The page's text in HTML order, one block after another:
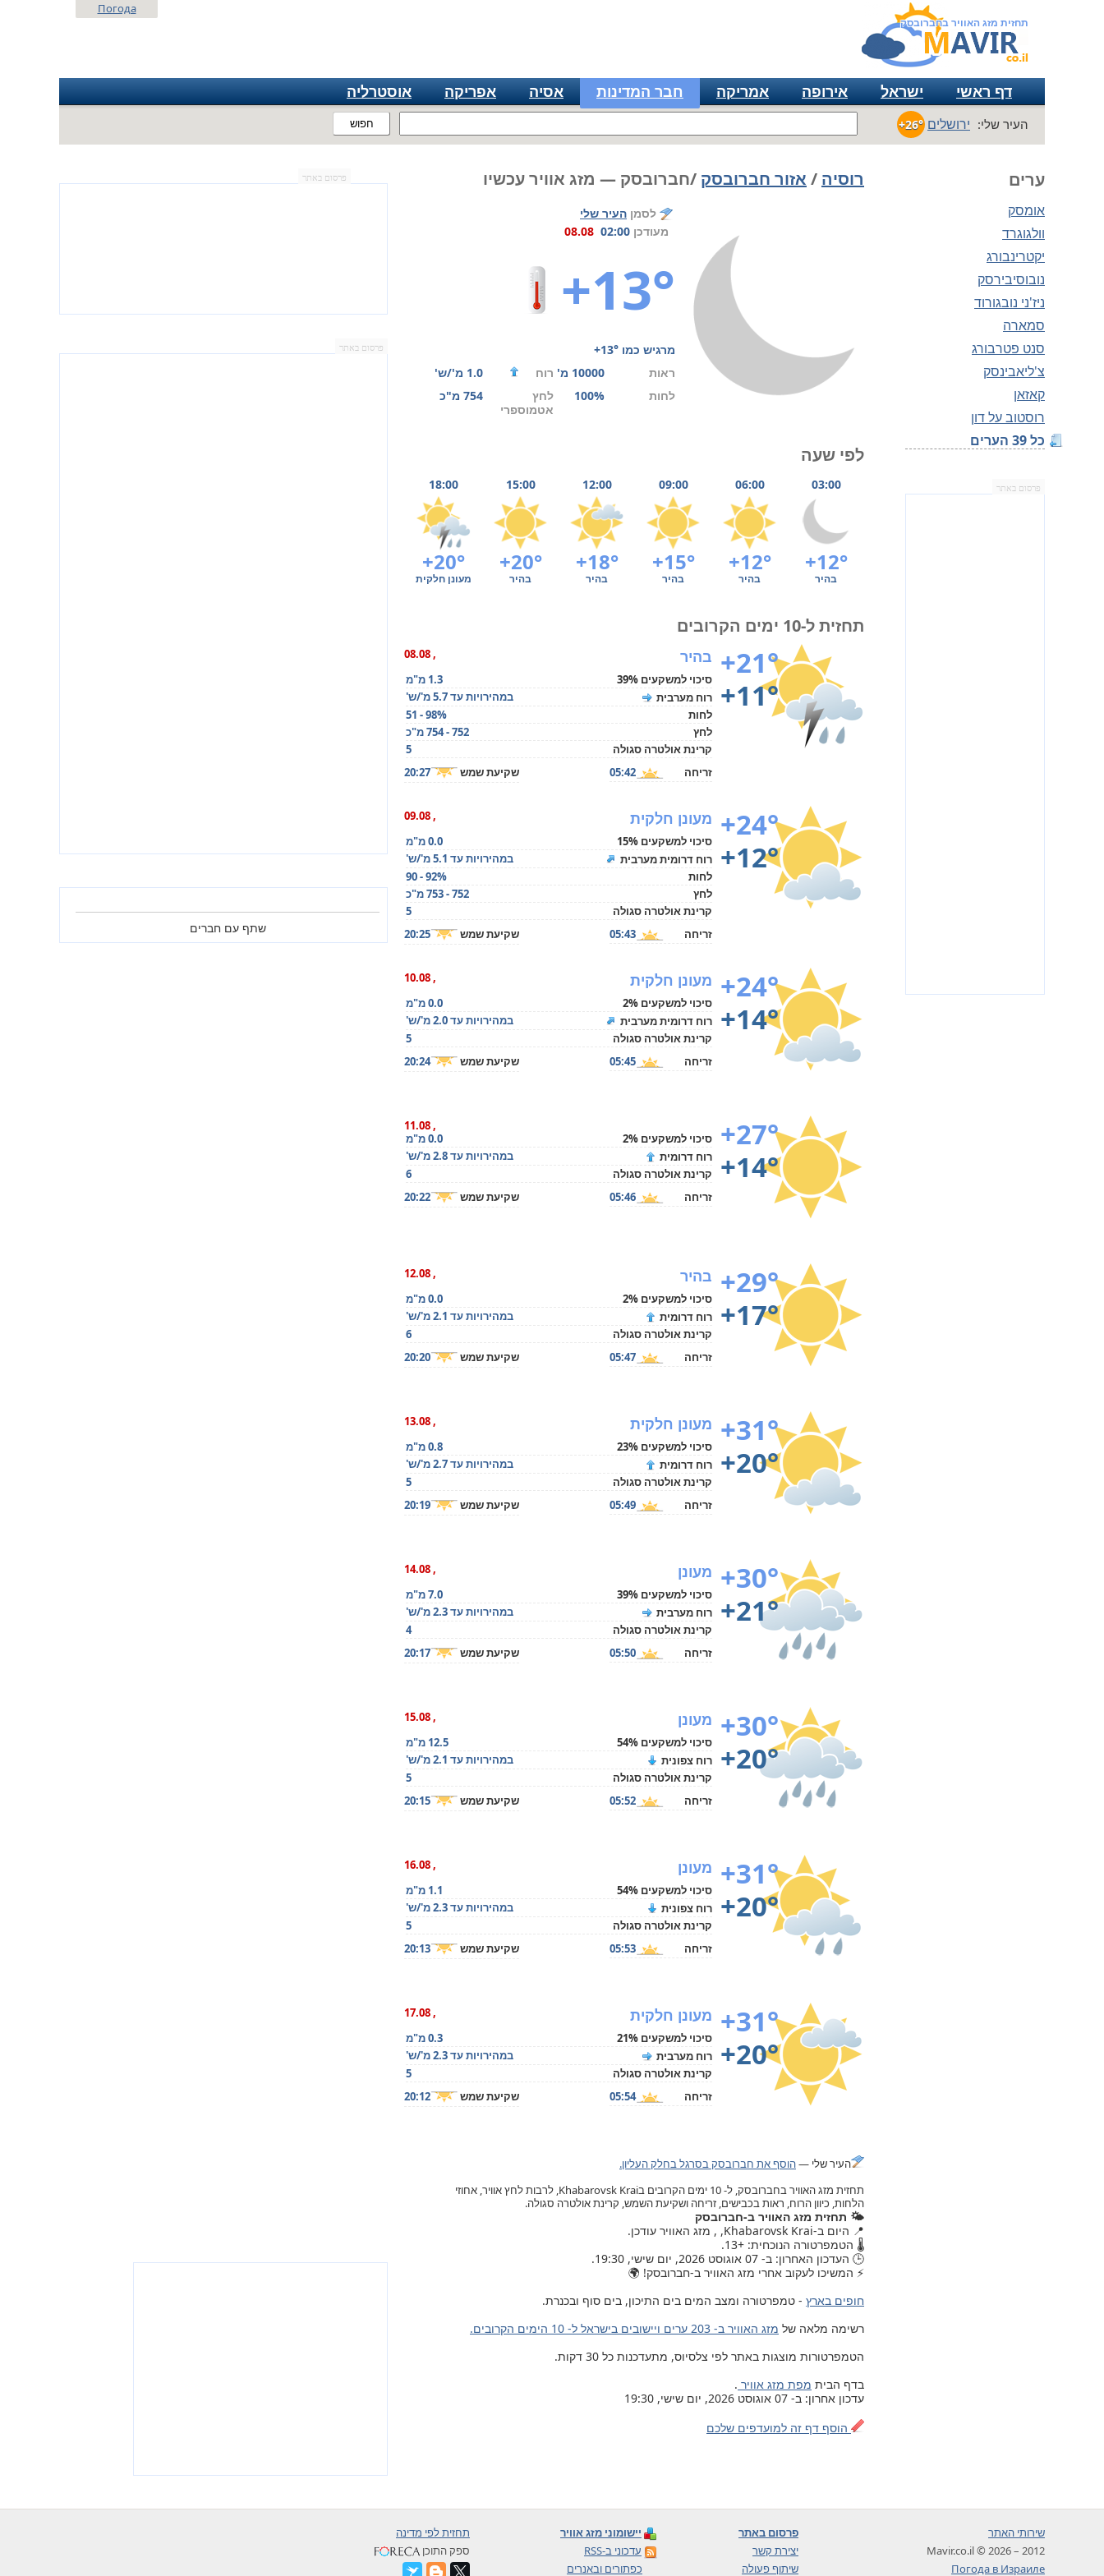
תחזית מזג האוויר בחברובסק
חפוש
Погода
דף ראשי ישראל אירופה אמריקה חבר המדינות אסיה אפריקה אוסטרליה
העיר שלי: ירושלים +26°
ערים
אומסק
וולגוגרד
יקטרינבורג
נובוסיבירסק
ניז'ני נובגורוד
סמארה
סנט פטרבורג
צ'ליאבינסק
קאזאן
רוסטוב על דון
כל 39 הערים
פרסום באתר
רוסיה / אזור חברובסק /חברובסק — מזג אוויר עכשיו
לסמן העיר שלי
מעודכן 02:00
08.08
+13°
מרגיש כמו +13°
ראות
10000 מ' רוח
1.0 מ'/ש'
לחות
100%
לחץ
אטמוספרי
754 מ"כ
לפי שעה
03:00
06:00
09:00
12:00
15:00
18:00
+12°
+12°
+15°
+18°
+20°
+20°
בהיר בהיר בהיר בהיר בהיר מעונן חלקית
תחזית ל-10 ימים הקרובים
+21°
+11°
, 08.08 בהיר
סיכוי למשקעים 39%
1.3 מ"מ
רוח מערבית
במהירויות עד 5.7 מ'/ש'
לחות
51 - 98%
לחץ
752 - 754 מ"כ
קרינת אולטרה סגולה
5
זריחה
05:42 שקיעת שמש 20:27
+24°
+12°
, 09.08 מעונן חלקית
סיכוי למשקעים 15%
0.0 מ"מ
רוח דרומית מערבית
במהירויות עד 5.1 מ'/ש'
לחות
90 - 92%
לחץ
752 - 753 מ"כ
קרינת אולטרה סגולה
5
זריחה
05:43 שקיעת שמש 20:25
+24°
+14°
, 10.08 מעונן חלקית
סיכוי למשקעים 2%
0.0 מ"מ
רוח דרומית מערבית
במהירויות עד 2.0 מ'/ש'
קרינת אולטרה סגולה
5
זריחה
05:45 שקיעת שמש 20:24
+27°
+14°
, 11.08
סיכוי למשקעים 2%
0.0 מ"מ
רוח דרומית
במהירויות עד 2.8 מ'/ש'
קרינת אולטרה סגולה
6
זריחה
05:46 שקיעת שמש 20:22
+29°
+17°
, 12.08 בהיר
סיכוי למשקעים 2%
0.0 מ"מ
רוח דרומית
במהירויות עד 2.1 מ'/ש'
קרינת אולטרה סגולה
6
זריחה
05:47 שקיעת שמש 20:20
+31°
+20°
, 13.08 מעונן חלקית
סיכוי למשקעים 23%
0.8 מ"מ
רוח דרומית
במהירויות עד 2.7 מ'/ש'
קרינת אולטרה סגולה
5
זריחה
05:49 שקיעת שמש 20:19
+30°
+21°
, 14.08 מעונן
סיכוי למשקעים 39%
7.0 מ"מ
רוח מערבית
במהירויות עד 2.3 מ'/ש'
קרינת אולטרה סגולה
4
זריחה
05:50 שקיעת שמש 20:17
+30°
+20°
, 15.08 מעונן
סיכוי למשקעים 54%
12.5 מ"מ
רוח צפונית
במהירויות עד 2.1 מ'/ש'
קרינת אולטרה סגולה
5
זריחה
05:52 שקיעת שמש 20:15
+31°
+20°
, 16.08 מעונן
סיכוי למשקעים 54%
1.1 מ"מ
רוח צפונית
במהירויות עד 2.3 מ'/ש'
קרינת אולטרה סגולה
5
זריחה
05:53 שקיעת שמש 20:13
+31°
+20°
, 17.08 מעונן חלקית
סיכוי למשקעים 21%
0.3 מ"מ
רוח מערבית
במהירויות עד 2.3 מ'/ש'
קרינת אולטרה סגולה
5
זריחה
05:54 שקיעת שמש 20:12
העיר שלי —הוסף את חברובסק בסרגל בחלק העליון.
תחזית מזג האוויר בחברובסק, ל- 10 ימים הקרובים בKhabarovsk Krai, לרבות לחץ אוויר, אחוזי
הלחות, כיוון הרוח, ראות בכבישים, זריחה ושקיעת השמש, קרינת אולטרה סגולה.
🌤️ תחזית מזג האוויר ב-חברובסק
📍 היום ב-Khabarovsk Krai, , מזג האוויר עודכן.
🌡️ הטמפרטורה הנוכחית: +13.
🕒 העדכון האחרון: ב- 07 אוגוסט 2026, יום שישי, 19:30.
⚡ המשיכו לעקוב אחרי מזג האוויר ב-חברובסק! 🌍
חופים בארץ - טמפרטורה ומצב המים בים התיכון, בים סוף ובכנרת.
רשימה מלאה של מזג האוויר ב- 203 ערים ויישובים בישראל ל- 10 הימים הקרובים.
הטמפרטורות מוצגות באתר לפי צלסיוס, מתעדכנות כל 30 דקות.
בדף הבית מפת מזג אוויר .
עדכון אחרון: ב- 07 אוגוסט 2026, יום שישי, 19:30
הוסף דף זה למועדפים שלכם
פרסום באתר
פרסום באתר
שתף עם חברים
שירותי האתר
2012 – 2026 © Mavir.co.il
Погода в Израиле
פרסום באתר
יצירת קשר
שיתוף פעולה
יישומוני מזג אוויר
עדכוני ב-RSS
כפתורים ובאנרים
תחזית לפי מדינה
ספק התוכן